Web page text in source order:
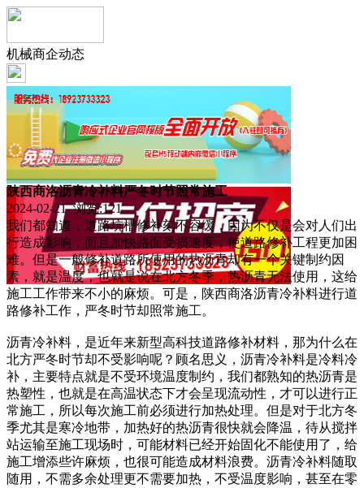
机械商企动态
陕西商洛沥青冷补料严冬时节照常施工
2024-02-21 浏览:121
我们都知道，道路坑槽修补刻不容缓，因为不仅是会对人们出
行造成影响，而且加快路面受损速度，使道路修补工程更加困
难。但是一般修补道路所使用的热沥青却有一个关键制约因
素，就是温度，也就是说在北方冬季，热沥青无法使用，这给
施工工作带来不小的麻烦。可是，陕西商洛沥青冷补料进行道
路修补工作，严冬时节却照常施工。
沥青冷补料，是近年来新型高科技道路修补材料，那为什么在
北方严冬时节却不受影响呢？顾名思义，沥青冷补料是冷料冷
补，主要特点就是不受环境温度制约，我们都熟知的热沥青是
热塑性，也就是在高温状态下才会呈现流动性，才可以进行正
常施工，所以每次施工前必须进行加热处理。但是对于北方冬
季尤其是寒冷地带，加热好的热沥青很快就会降温，待从搅拌
站运输至施工现场时，可能材料已经开始固化不能使用了，给
施工增添些许麻烦，也很可能造成材料浪费。沥青冷补料随取
随用，不需多余处理更不需要加热，不受温度影响，甚至在零